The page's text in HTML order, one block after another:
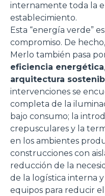
internamente toda la
establecimiento.
Esta “energía verde”
compromiso. De
Merlo también pasa
eficiencia energética,
arquitectura
intervenciones se
completa de la
bajo consumo; la
crepusculares y la
en los ambientes
construcciones con
reducción de la
de la logística interna
equipos para reducir